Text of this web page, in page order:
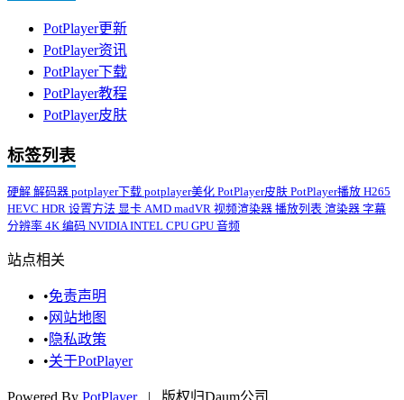
PotPlayer更新
PotPlayer资讯
PotPlayer下载
PotPlayer教程
PotPlayer皮肤
标签列表
硬解 解码器 potplayer下载 potplayer美化 PotPlayer皮肤 PotPlayer播放 H265
HEVC HDR 设置方法 显卡 AMD madVR 视频渲染器 播放列表 渲染器 字幕
分辨率 4K 编码 NVIDIAINTEL CPU GPU 音频
站点相关
•免责声明
• 网站地图
• 隐私政策
•关于PotPlayer